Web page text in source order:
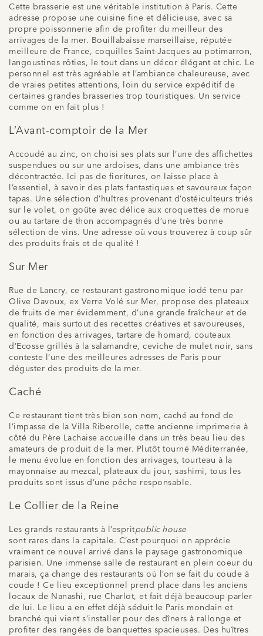
Cette brasserie est une véritable institution à Paris. Cette
adresse propose une cuisine fine et délicieuse, avec sa
propre poissonnerie afin de profiter du meilleur des
arrivages de la mer. Bouillabaisse marseillaise, réputée
meilleure de France, coquilles Saint-Jacques au potimarron,
langoustines rôties, le tout dans un décor élégant et chic. Le
personnel est très agréable et l’ambiance chaleureuse, avec
de vraies petites attentions, loin du service expéditif de
certaines grandes brasseries trop touristiques. Un service
comme on en fait plus !
L’Avant-comptoir de la Mer
Accoudé au zinc, on choisi ses plats sur l’une des affichettes
suspendues ou sur une ardoises, dans une ambiance très
décontractée. Ici pas de fioritures, on laisse place à
l’essentiel, à savoir des plats fantastiques et savoureux façon
tapas. Une sélection d’huîtres provenant d’ostéiculteurs triés
sur le volet, on goûte avec délice aux croquettes de morue
ou au tartare de thon accompagnés d’une très bonne
sélection de vins. Une adresse où vous trouverez à coup sûr
des produits frais et de qualité !
Sur Mer
Rue de Lancry, ce restaurant gastronomique iodé tenu par
Olive Davoux, ex Verre Volé sur Mer, propose des plateaux
de fruits de mer évidemment, d’une grande fraîcheur et de
qualité, mais surtout des recettes créatives et savoureuses,
en fonction des arrivages, tartare de homard, couteaux
d’Ecosse grillés à la salamandre, ceviche de mulet noir, sans
conteste l’une des meilleures adresses de Paris pour
déguster des produits de la mer.
Caché
Ce restaurant tient très bien son nom, caché au fond de
l’impasse de la Villa Riberolle, cette ancienne imprimerie à
côté du Père Lachaise accueille dans un très beau lieu des
amateurs de produit de la mer. Plutôt tourné Méditerranée,
le menu évolue en fonction des arrivages, tourteau à la
mayonnaise au mezcal, plateaux du jour, sashimi, tous les
produits sont issus d’une pêche responsable.
Le Collier de la Reine
Les grands restaurants à l’espritpublic house
sont rares dans la capitale. C’est pourquoi on apprécie
vraiment ce nouvel arrivé dans le paysage gastronomique
parisien. Une immense salle de restaurant en plein coeur du
marais, ça change des restaurants où l’on se fait du coude à
coude ! Ce lieu exceptionnel prend place dans les anciens
locaux de Nanashi, rue Charlot, et fait déjà beaucoup parler
de lui. Le lieu a en effet déjà séduit le Paris mondain et
branché qui vient s’installer pour des dîners à rallonge et
profiter des rangées de banquettes spacieuses. Des huîtres